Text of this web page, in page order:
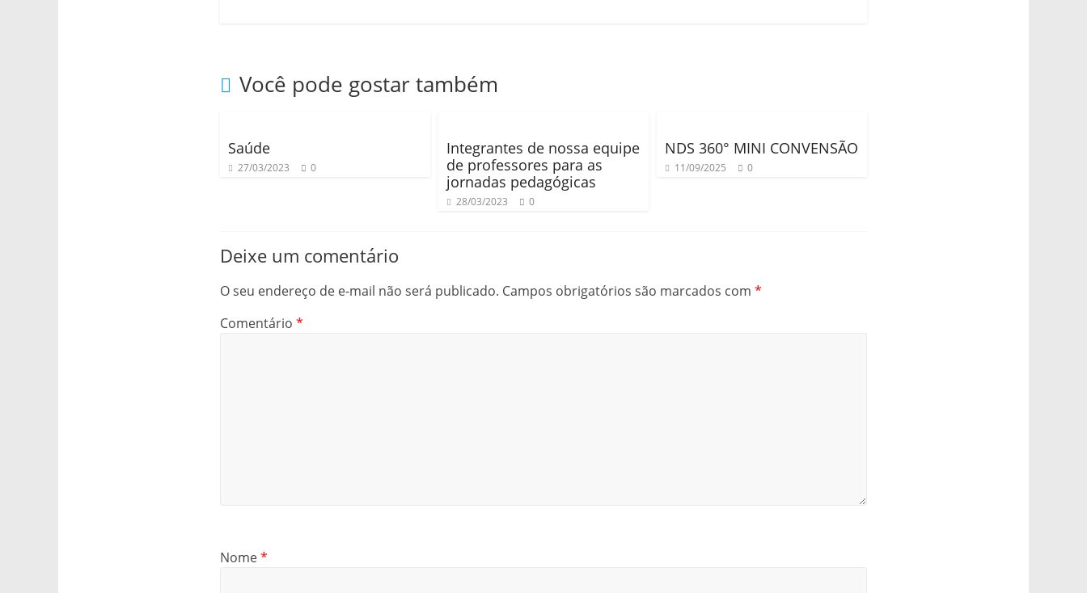
Você pode gostar também
Saúde
27/03/2023 0
Integrantes de nossa equipe
de professores para as
jornadas pedagógicas
28/03/2023 0
NDS 360° MINI CONVENSÃO
11/09/2025 0
Deixe um comentário
O seu endereço de e-mail não será publicado. Campos obrigatórios são marcados com *
Comentário *
Nome*